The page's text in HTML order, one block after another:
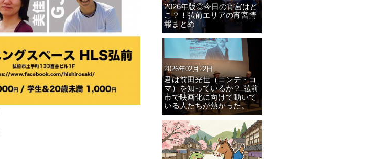
2026年版◎今日の宵宮はど
こ？！弘前エリアの宵宮情
報まとめ
2026年02月22日
君は前田光世（コンデ・コ
マ）を知っているか？ 弘前
市で映画化に向けて動いて
いる人たちが熱かった。